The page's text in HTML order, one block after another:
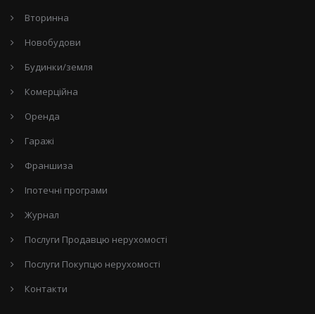
Вторинна
Новобудови
Будинки/земля
Комерційна
Оренда
Гаражі
Франшиза
Іпотечні програми
Журнал
Послуги Продавцю нерухомості
Послуги Покупцю нерухомості
Контакти